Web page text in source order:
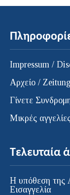
Impressum /
Αρχείο /
Γίνετε
Μικρές
Τελευταία
Η υπόθεση της
Εισαγγελία